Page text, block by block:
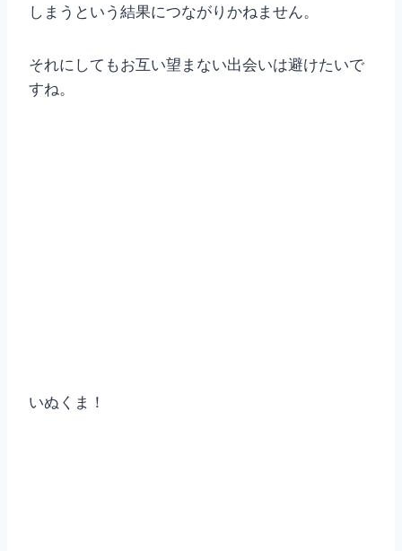
しまうという結果につながりかねません。
それにしてもお互い望まない出会いは避けたいで
すね。
いぬくま！